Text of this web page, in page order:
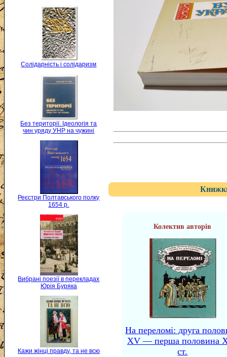
Солідарність і солідаризм
Без території. Ідеологія та
чин уряду УНР на чужині
Реєстри Полтавського полку
1654 р.
Вибрані поезії в перекладах
Юрія Буряка
Кажи жінці правду, та не всю
Колектив авторів
На переломі: друга
XV — перша половина
ст.